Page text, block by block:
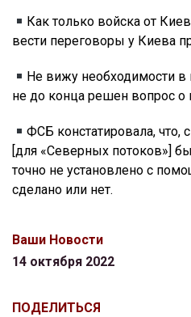
Как только войска от
вести переговоры у Киева
Не вижу необходимости в
не до конца решен вопрос о
ФСБ констатировала, что,
[для «Северных потоков»]
точно не установлено с
сделано или нет.
Ваши Новости
14 октября 2022
ПОДЕЛИТЬСЯ